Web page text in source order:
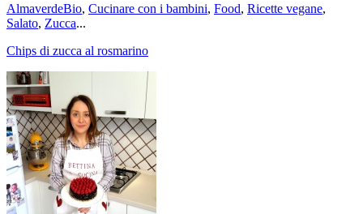
AlmaverdeBio, Cucinare con i bambini, Food, Ricette vegane,
Salato, Zucca...
Chips di zucca al rosmarino